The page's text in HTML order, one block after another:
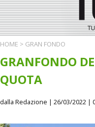
HOME > GRAN FONDO
GRANFONDO
QUOTA
dalla Redazione | 26/03/2022 |